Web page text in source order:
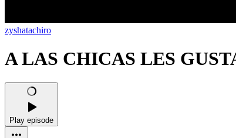
zyshatachiro
A LAS CHICAS LES
Play episode